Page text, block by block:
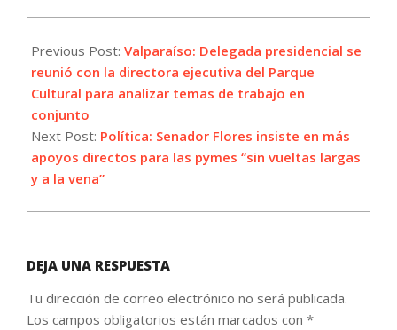
04-
08
Previous Post: Valparaíso: Delegada presidencial se
reunió con la directora ejecutiva del Parque
Cultural para analizar temas de trabajo en
conjunto
Next Post: Política: Senador Flores insiste en más
apoyos directos para las pymes “sin vueltas largas
y a la vena”
DEJA UNA RESPUESTA
Tu dirección de correo electrónico no será publicada.
Los campos obligatorios están marcados con *